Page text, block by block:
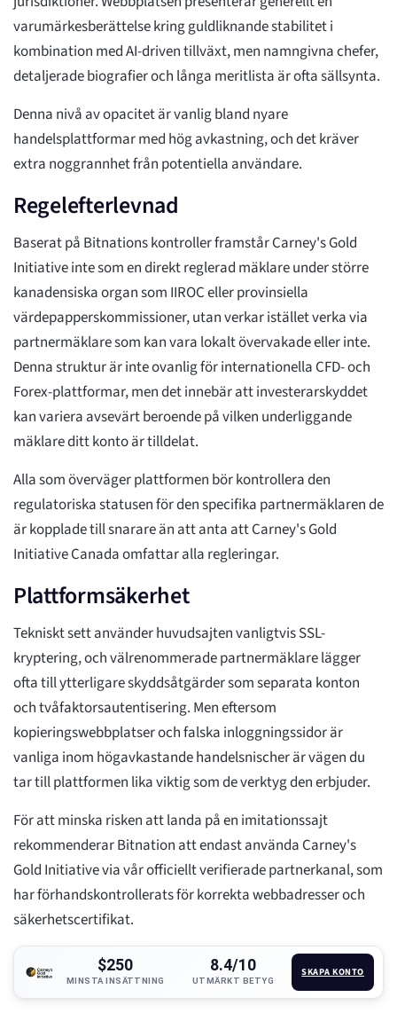
varumärkesberättelse kring guldliknande stabilitet i
kombination med AI-driven tillväxt, men namngivna chefer,
detaljerade biografier och långa meritlista är ofta sällsynta.
Denna nivå av opacitet är vanlig bland nyare
handelsplattformar med hög avkastning, och det kräver
extra noggrannhet från potentiella användare.
Regelefterlevnad
Baserat på Bitnations kontroller framstår Carney's Gold
Initiative inte som en direkt reglerad mäklare under större
kanadensiska organ som IIROC eller provinsiella
värdepapperskommissioner, utan verkar istället verka via
partnermäklare som kan vara lokalt övervakade eller inte.
Denna struktur är inte ovanlig för internationella CFD- och
Forex-plattformar, men det innebär att investerarskyddet
kan variera avsevärt beroende på vilken underliggande
mäklare ditt konto är tilldelat.
Alla som överväger plattformen bör kontrollera den
regulatoriska statusen för den specifika partnermäklaren de
är kopplade till snarare än att anta att Carney's Gold
Initiative Canada omfattar alla regleringar.
Plattformsäkerhet
Tekniskt sett använder huvudsajten vanligtvis SSL-
kryptering, och välrenommerade partnermäklare lägger
ofta till ytterligare skyddsåtgärder som separata konton
och tvåfaktorsautentisering. Men eftersom
kopieringswebbplatser och falska inloggningssidor är
vanliga inom högavkastande handelsnischer är vägen du
tar till plattformen lika viktig som de verktyg den erbjuder.
För att minska risken att landa på en imitationssajt
rekommenderar Bitnation att endast använda Carney's
Gold Initiative via vår officiellt verifierade partnerkanal, som
har förhandskontrollerats för korrekta webbadresser och
säkerhetscertifikat.
$250
MINSTA INSÄTTNING
8.4/10
UTMÄRKT BETYG
SKAPA KONTO